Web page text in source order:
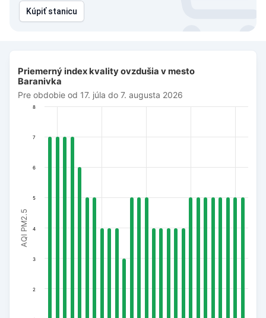
Kúpiť stanicu
Bar chart with 27 bars.
Pre obdobie od 17. júla do 7. augusta 2026
The chart has 1 X axis displaying Dátum. Data ranges from
AQI PM2.5
Priemerný index kvality ovzdušia v mesto
Baranivka
Pre obdobie od 17. júla do 7. augusta 2026
2
3
4
5
6
7
8